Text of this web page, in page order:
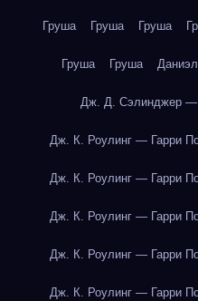
Груша Груша Груша
Груша Груша
Дж. Д. Сэлинджер —
Дж. К. Роулинг — Гарри
Дж. К. Роулинг — Гарри
Дж. К. Роулинг — Гарри
Дж. К. Роулинг — Гарри
Дж. К. Роулинг — Гарри